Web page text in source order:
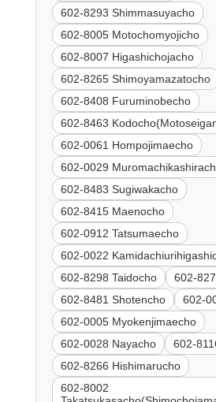
602-8293 Shimmasuyacho
602-8005 Motochomyojicho
602-8007 Higashichojacho
602-8265 Shimoyamazatocho
602-8408 Furuminobecho
602-8463
602-0061 Hompojimaecho
602-0029
602-8483 Sugiwakacho
602-8415 Maenocho
602-0912 Tatsumaecho
602-0022
602-8298 Taidocho
602-
602-8481 Shotencho
602-
602-0005 Myokenjimaecho
602-0028 Nayacho
602-
602-8266 Hishimarucho
602-8002